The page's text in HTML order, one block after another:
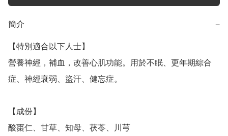
簡介 −
【特別適合以下人士】
營養神經，補血，改善心肌功能。用於不眠、更年期綜合
症、神經衰弱、盜汗、健忘症。
【成份】
酸棗仁、甘草、知母、茯苓、川芎